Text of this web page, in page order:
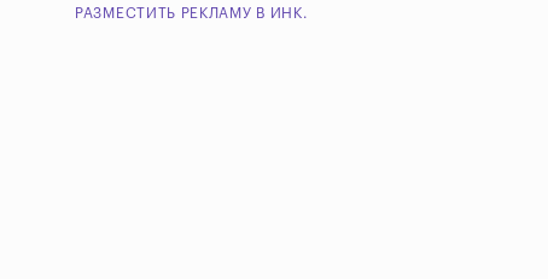
РАЗМЕСТИТЬ РЕКЛАМУ В ИНК.